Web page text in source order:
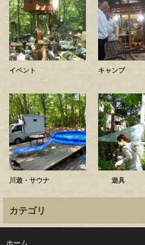
イベント キャンプ
川遊・サウナ 遊具
カテゴリ
ホーム